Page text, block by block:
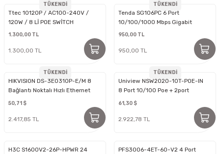
TÜKENDİ
Ttec 10120P / AC100-240V /
120W / 8 Lİ POE SWİTCH
1.300,00 TL
1.300,00 TL
TÜKENDİ
Tenda SG106PC 6 Port
10/100/1000 Mbps Gigabit
Switch
950,00 TL
950,00 TL
TÜKENDİ
HIKVISION DS-3E0310P-E/M 8
Bağlantı Noktalı Hızlı Ethernet
Yönetilmeyen POE
50,71 $
2.417,85 TL
TÜKENDİ
Uniview NSW2020-10T-POE-IN
8 Port 10/100 Poe + 2port
10/100 Ethernet Poe
61,30 $
2.922,78 TL
H3C S1600V2-26P-HPWR 24
PFS3006-4ET-60-V2 4 Port